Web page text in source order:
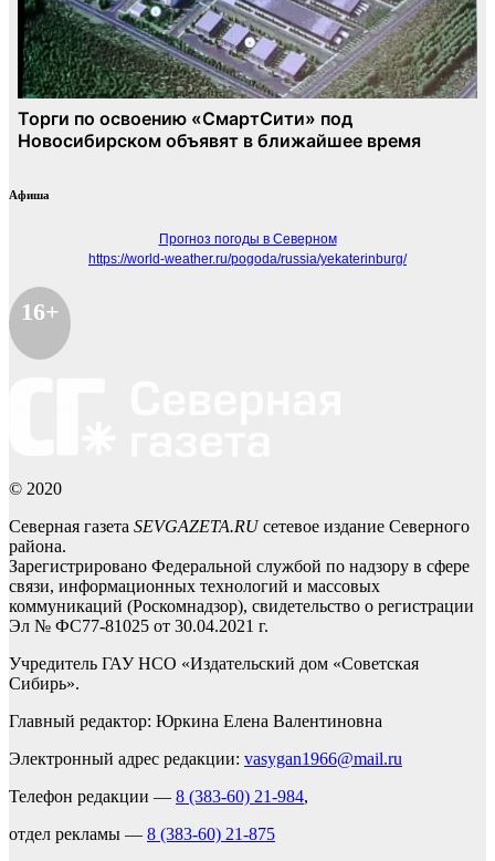
Афиша
Прогноз погоды в Северном
https://world-weather.ru/pogoda/russia/yekaterinburg/
16+
© 2020
Северная газета SEVGAZETA.RUсетевое издание Северного
района.
Зарегистрировано Федеральной службой по надзору в сфере
связи, информационных технологий и массовых
коммуникаций (Роскомнадзор), свидетельство о регистрации
Эл № ФС77-81025 от 30.04.2021 г.
Учредитель ГАУ НСО «Издательский дом «Советская
Сибирь».
Главный редактор: Юркина Елена Валентиновна
Электронный адрес редакции: vasygan1966@mail.ru
Телефон редакции — 8 (383-60) 21-984,
отдел рекламы — 8 (383-60) 21-875